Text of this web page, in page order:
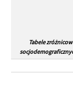
Tabele